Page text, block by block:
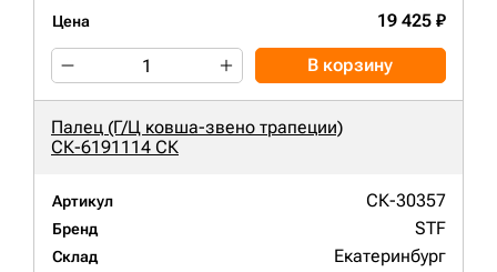
Цена 19 425 ₽
В корзину
Палец (Г/Ц ковша-звено трапеции)
СК-6191114 СК
Артикул СК-30357
Бренд STF
Склад Екатеринбург